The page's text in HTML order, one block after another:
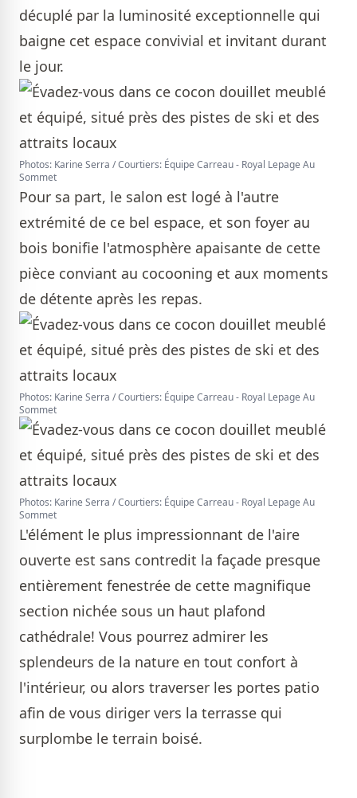
décuplé par la luminosité exceptionnelle qui
baigne cet espace convivial et invitant durant
le jour.
Photos: Karine Serra / Courtiers: Équipe Carreau - Royal Lepage Au
Sommet
Pour sa part, le salon est logé à l'autre
extrémité de ce bel espace, et son foyer au
bois bonifie l'atmosphère apaisante de cette
pièce conviant au cocooning et aux moments
de détente après les repas.
Photos: Karine Serra / Courtiers: Équipe Carreau - Royal Lepage Au
Sommet
Photos: Karine Serra / Courtiers: Équipe Carreau - Royal Lepage Au
Sommet
L'élément le plus impressionnant de l'aire
ouverte est sans contredit la façade presque
entièrement fenestrée de cette magnifique
section nichée sous un haut plafond
cathédrale! Vous pourrez admirer les
splendeurs de la nature en tout confort à
l'intérieur, ou alors traverser les portes patio
afin de vous diriger vers la terrasse qui
surplombe le terrain boisé.